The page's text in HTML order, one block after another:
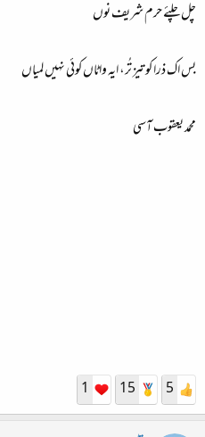
چل چلئے حرم شریف نوں
بس اک ذرا کو تیز تُر، ایہ واٹاں کوئی نہیں لمیاں
محمد یعقوب آسی
5
15
1